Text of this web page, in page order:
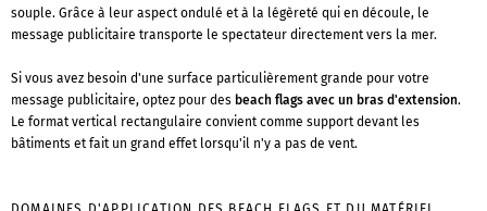
souple. Grâce à leur aspect ondulé et à la légèreté qui en découle, le
message publicitaire transporte le spectateur directement vers la mer.
Si vous avez besoin d'une surface particulièrement grande pour votre
message publicitaire, optez pour des beach flags avec un bras d'extension.
Le format vertical rectangulaire convient comme support devant les
bâtiments et fait un grand effet lorsqu'il n'y a pas de vent.